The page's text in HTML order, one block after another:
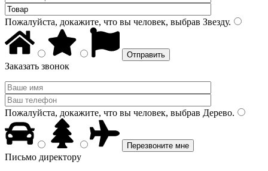
Пожалуйста, докажите, что вы человек, выбрав Звезду.
Заказать звонок
Пожалуйста, докажите, что вы человек, выбрав Дерево.
Письмо директору